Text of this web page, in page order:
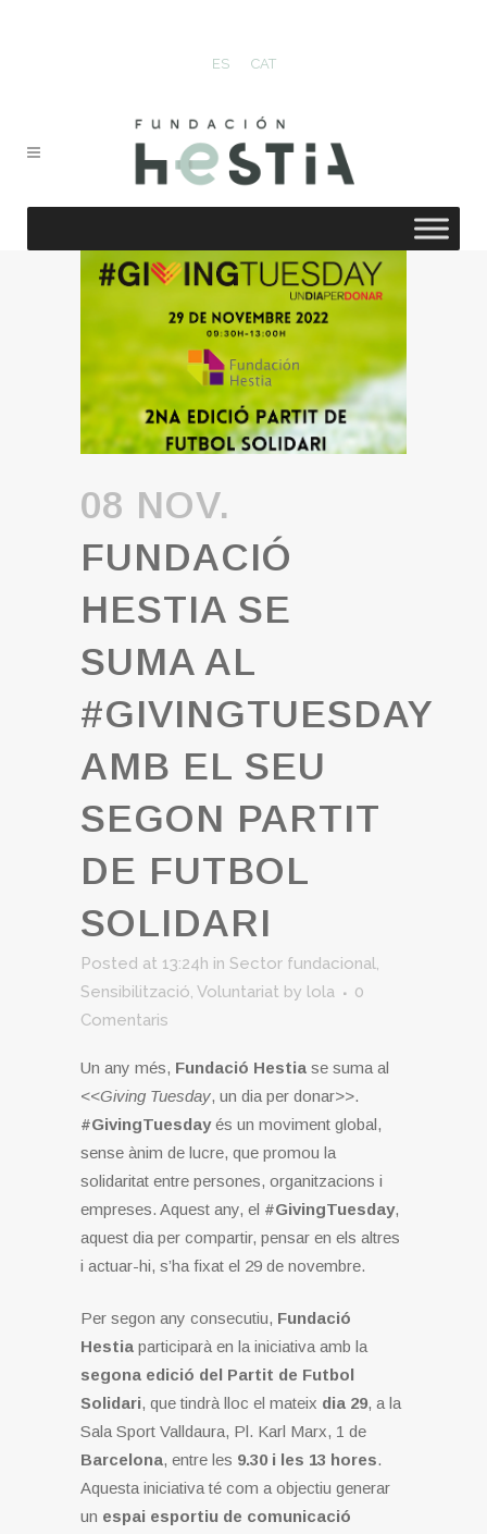
ES CAT
08 NOV.
FUNDACIÓ
HESTIA SE
SUMA AL
#GIVINGTUESDAY
AMB EL SEU
SEGON PARTIT
DE FUTBOL
SOLIDARI
Posted at 13:24h in Sector fundacional,
Sensibilització, Voluntariat by lola
0
Comentaris
Un any més, Fundació Hestia se suma al
<<Giving Tuesday, un dia per donar>>.
#GivingTuesdayés un moviment global,
sense ànim de lucre, que promou la
solidaritat entre persones, organitzacions i
empreses. Aquest any, el #GivingTuesday,
aquest dia per compartir, pensar en els altres
i actuar-hi, s’ha fixat el 29 de novembre.
Per segon any consecutiu, Fundació
Hestia participarà en la iniciativa amb la
segona edició del Partit de Futbol
Solidari, que tindrà lloc el mateix dia 29, a la
Sala Sport Valldaura, Pl. Karl Marx, 1 de
Barcelona, ​​entre les 9.30 i les 13 hores.
Aquesta iniciativa té com a objectiu generar
un espai esportiu de comunicació